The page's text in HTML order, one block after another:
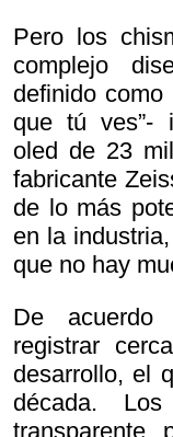
Pero los
complejo
definido como
que tú ves”-
oled de 23
fabricante
de lo más
en la
que no hay
De
registrar
desarrollo, el
década.
transparente,